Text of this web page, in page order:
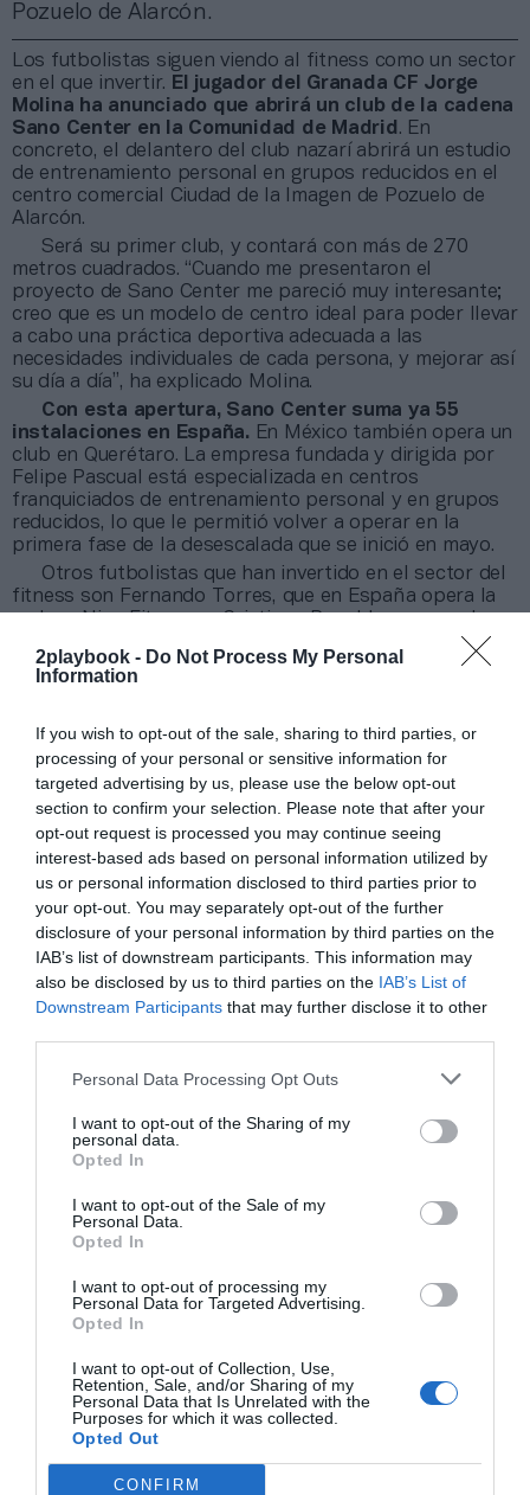
2playbook - Do Not Process My Personal
Information
If you wish to opt-out of the sale, sharing to third parties, or
processing of your personal or sensitive information for
targeted advertising by us, please use the below opt-out
section to confirm your selection. Please note that after your
opt-out request is processed you may continue seeing
interest-based ads based on personal information utilized by
us or personal information disclosed to third parties prior to
your opt-out. You may separately opt-out of the further
disclosure of your personal information by third parties on the
IAB’s list of downstream participants. This information may
also be disclosed by us to third parties on the IAB’s List of
Downstream Participants that may further disclose it to other
Personal Data Processing Opt Outs
I want to opt-out of the Sharing of my
personal data.
Opted In
I want to opt-out of the Sale of my
Personal Data.
Opted In
I want to opt-out of processing my
Personal Data for Targeted Advertising.
Opted In
I want to opt-out of Collection, Use,
Retention, Sale, and/or Sharing of my
Personal Data that Is Unrelated with the
Purposes for which it was collected.
Opted Out
CONFIRM
Índex2P
Sano Center
Pozuelo de Alarcón.
Los futbolistas siguen viendo al fitness como un sector
en el que invertir. El jugador del Granada CF Jorge
Molina ha anunciado que abrirá un club de la cadena
Sano Center en la Comunidad de Madrid . En
concreto, el delantero del club nazarí abrirá un estudio
de entrenamiento personal en grupos reducidos en el
centro comercial Ciudad de la Imagen de Pozuelo de
Alarcón.
Será su primer club, y contará con más de 270
metros cuadrados. “Cuando me presentaron el
proyecto de Sano Center me pareció muy interesante;
creo que es un modelo de centro ideal para poder llevar
a cabo una práctica deportiva adecuada a las
necesidades individuales de cada persona, y mejorar así
su día a día”, ha explicado Molina.
Con esta apertura, Sano Center suma ya 55
instalaciones en España. En México también opera un
club en Querétaro. La empresa fundada y dirigida por
Felipe Pascual está especializada en centros
franquiciados de entrenamiento personal y en grupos
reducidos, lo que le permitió volver a operar en la
primera fase de la desescalada que se inició en mayo.
Otros futbolistas que han invertido en el sector del
fitness son Fernando Torres, que en España opera la
joint venture
para expandir la cadena CR7 Crunch Fitness en
España, Portugal e Italia.
Añadir2Playbookcomo fuente preferida de Google
de forma gratuita
Mantente informado con las últimas noticias de actualidad.
ACTIVAR AHORA
Compartir
Imprimir
Publicidad
2Playbook Club